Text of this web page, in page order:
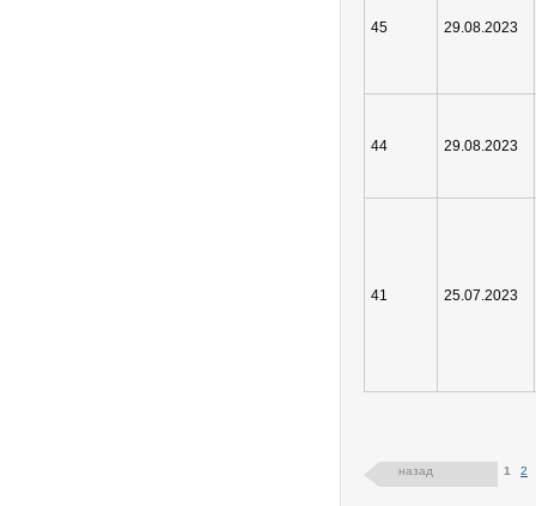
45 29.08.2023
44 29.08.2023
41 25.07.2023
назад 1 2